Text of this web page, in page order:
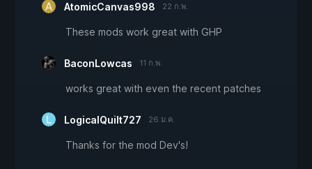
AtomicCanvas998 22 ก.พ.
These mods work great with GHP
BaconLowcas 11 ก.พ.
works great with even the recent patches
LogicalQuilt727 26 ม.ค.
Thanks for the mod Dev's!